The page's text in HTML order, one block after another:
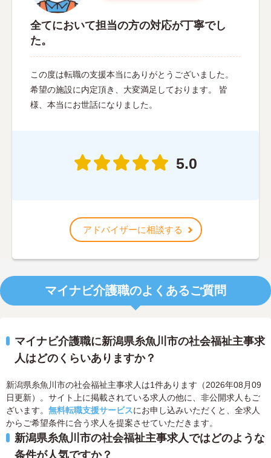
全てにおいて担当の方の対応が丁寧でし
た。
この度は転職の支援本当にありがとうございました。
希望の施設に内定頂き、大変満足しております。 皆
様、本当にお世話になりました。
5.0
アドバイザーに相談する
マイナビ介護職のよくあるご質問
マイナビ介護職に新潟県糸魚川市の社会福祉主事求
人はどのくらいありますか？
新潟県糸魚川市の社会福祉主事求人は1件あります（2026年08月09
日更新）。サイト上に掲載されている求人の他に、非公開求人もご
ざいます。 無料転職支援サービスにお申し込みいただくと、全求人
からご希望条件に合う求人を提案させていただきます。
新潟県糸魚川市の社会福祉主事求人ではどのような
条件が人気ですか？